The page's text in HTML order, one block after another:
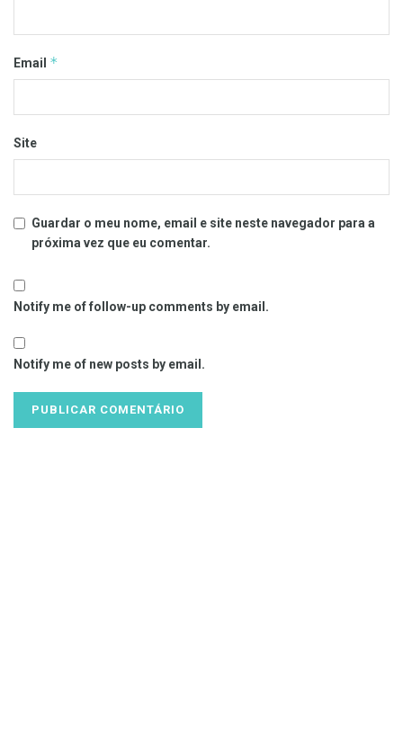
Email *
Site
Guardar o meu nome, email e site neste navegador para a
próxima vez que eu comentar.
Notify me of follow-up comments by email.
Notify me of new posts by email.